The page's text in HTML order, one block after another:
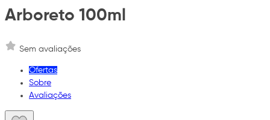
Arboreto 100ml
Sem avaliações
Ofertas
Sobre
Avaliações